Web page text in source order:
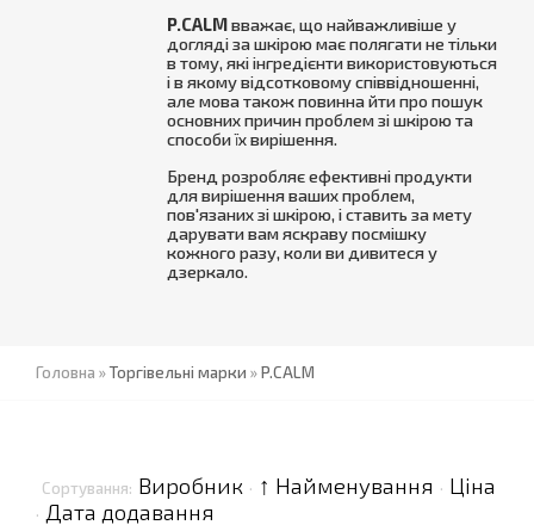
P.CALMвважає, що найважливіше у
догляді за шкірою має полягати не тільки
в тому, які інгредієнти використовуються
і в якому відсотковому співвідношенні,
але мова також повинна йти про пошук
основних причин проблем зі шкірою та
способи їх вирішення.
Бренд розробляє ефективні продукти
для вирішення ваших проблем,
пов'язаних зі шкірою, і ставить за мету
дарувати вам яскраву посмішку
кожного разу, коли ви дивитеся у
дзеркало.
Головна »Торгівельні марки »P.CALM
Сортування: Виробник · ↑ Найменування · Ціна
· Дата додавання